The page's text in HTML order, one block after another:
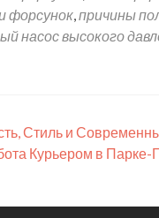
форсунок,причины
насос высокого
Стиль и
Курьером в Парке-